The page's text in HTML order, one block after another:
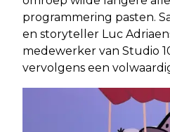
programmering pasten.
en storyteller Luc
medewerker van Studio
vervolgens een